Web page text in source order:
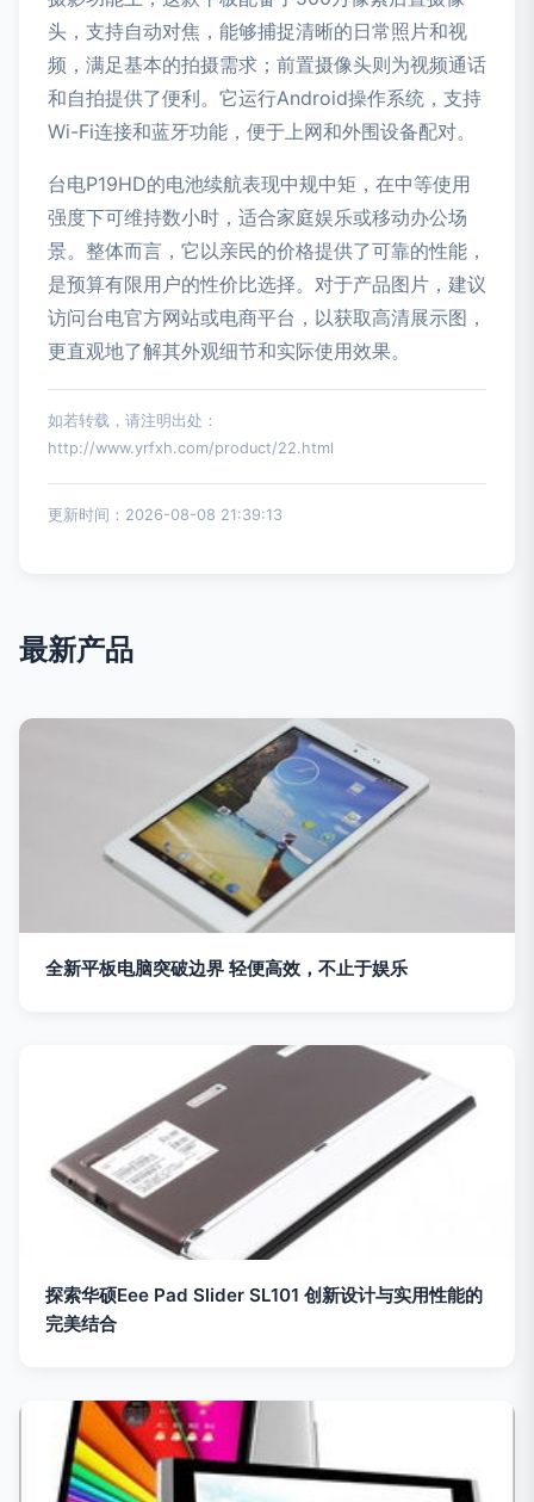
头，支持自动对焦，能够捕捉清晰的日常照片和视
频，满足基本的拍摄需求；前置摄像头则为视频通话
和自拍提供了便利。它运行Android操作系统，支持
Wi-Fi连接和蓝牙功能，便于上网和外围设备配对。
台电P19HD的电池续航表现中规中矩，在中等使用
强度下可维持数小时，适合家庭娱乐或移动办公场
景。整体而言，它以亲民的价格提供了可靠的性能，
是预算有限用户的性价比选择。对于产品图片，建议
访问台电官方网站或电商平台，以获取高清展示图，
更直观地了解其外观细节和实际使用效果。
如若转载，请注明出处：
http://www.yrfxh.com/product/22.html
更新时间：2026-08-08 21:39:13
最新产品
全新平板电脑突破边界 轻便高效，不止于娱乐
探索华硕Eee Pad Slider SL101 创新设计与实用性能的
完美结合